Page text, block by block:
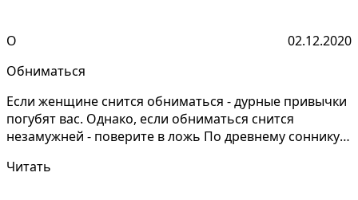
О
02.12.2020
Обниматься
Если женщине снится обниматься - дурные привычки
погубят вас. Однако, если обниматься снится
незамужней - поверите в ложь По древнему соннику
Читать